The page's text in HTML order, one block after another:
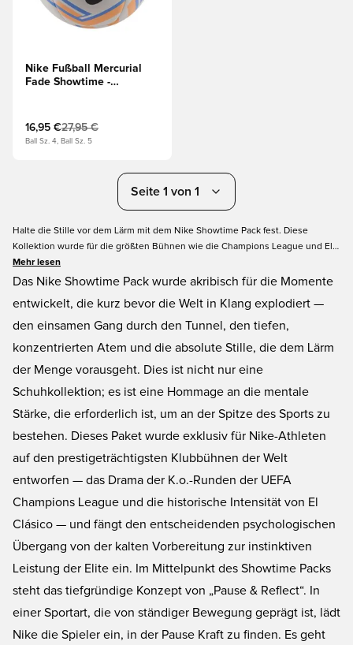
Nike Fußball Mercurial
Fade Showtime -
16,95 €27,95 €
Ball Sz. 4, Ball Sz. 5
Seite 1 von 1
Halte die Stille vor dem Lärm mit dem Nike Showtime Pack fest. Diese
Kollektion wurde für die größten Bühnen wie die Champions League und El
Clásico entworfen und zeigt Mercurial, Phantom und Tiempo in einer
reflektierenden, traumhaften Ästhetik. Diese Stiefel basieren auf dem
Großes beginnt. Meistere den Moment vor dem Anpfiff.
Mehr lesen
Das Nike Showtime Pack wurde akribisch für die Momente
entwickelt, die kurz bevor die Welt in Klang explodiert —
den einsamen Gang durch den Tunnel, den tiefen,
konzentrierten Atem und die absolute Stille, die dem Lärm
der Menge vorausgeht. Dies ist nicht nur eine
Schuhkollektion; es ist eine Hommage an die mentale
Stärke, die erforderlich ist, um an der Spitze des Sports zu
bestehen. Dieses Paket wurde exklusiv für Nike-Athleten
auf den prestigeträchtigsten Klubbühnen der Welt
entworfen — das Drama der K.o.-Runden der UEFA
Champions League und die historische Intensität von El
Clásico — und fängt den entscheidenden psychologischen
Übergang von der kalten Vorbereitung zur instinktiven
Leistung der Elite ein. Im Mittelpunkt des Showtime Packs
steht das tiefgründige Konzept von „Pause & Reflect“. In
einer Sportart, die von ständiger Bewegung geprägt ist, lädt
Nike die Spieler ein, in der Pause Kraft zu finden. Es geht